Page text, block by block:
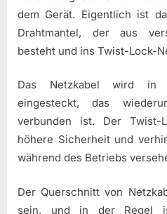
dem Gerät. Eigentlich ist
Drahtmantel, der aus
besteht und ins Twist-Lock-
Das Netzkabel wird in
eingesteckt, das
verbunden ist. Der Twist-
höhere Sicherheit und
während des Betriebs
Der Querschnitt von
sein, und in der Regel